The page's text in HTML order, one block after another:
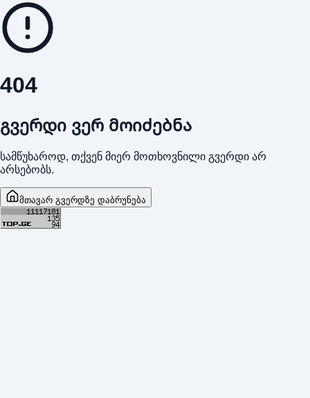
404
გვერდი ვერ მოიძებნა
სამწუხაროდ, თქვენ მიერ მოთხოვნილი გვერდი არ
არსებობს.
მთავარ გვერდზე დაბრუნება